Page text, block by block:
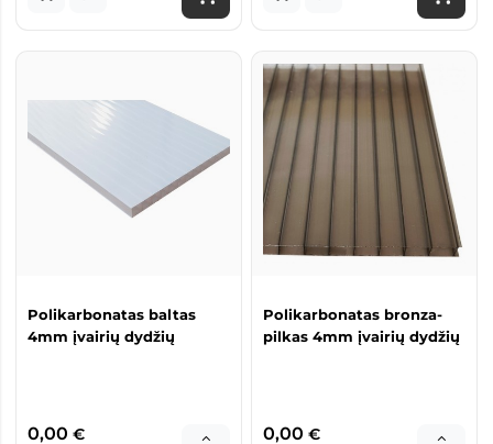
Polikarbonatas baltas
4mm įvairių dydžių
0,00 €
Polikarbonatas bronza-
pilkas 4mm įvairių dydžių
0,00 €